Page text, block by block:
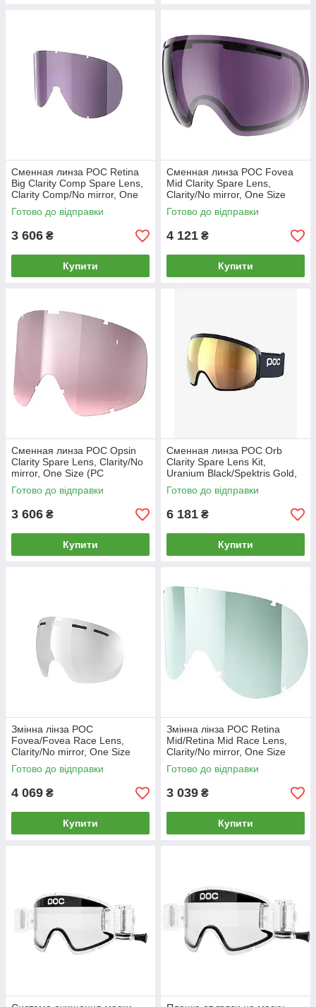
Сменная линза POC Retina
Big Clarity Comp Spare Lens,
Clarity Comp/No mirror, One
Size (PC 413439454ONE1)
MKMK
Готово до відправки
3 606 ₴
Купити
Сменная линза POC Fovea
Mid Clarity Spare Lens,
Clarity/No mirror, One Size
(PC 413509451ONE1) MK
official
Готово до відправки
4 121 ₴
Купити
Сменная линза POC Opsin
Clarity Spare Lens, Clarity/No
mirror, One Size (PC
413539451ONE1) MK official
Готово до відправки
3 606 ₴
Купити
Сменная линза POC Orb
Clarity Spare Lens Kit,
Uranium Black/Spektris Gold,
One Size (PC
414008182ONE1) MK MKMK
Готово до відправки
6 181 ₴
Купити
Змінна лінза POC
Fovea/Fovea Race Lens,
Clarity/No mirror, One Size
(PC 414208268ONE1)
Готово до відправки
4 069 ₴
Купити
Змінна лінза POC Retina
Mid/Retina Mid Race Lens,
Clarity/No mirror, One Size
(PC 414238268ONE1)
Готово до відправки
3 039 ₴
Купити